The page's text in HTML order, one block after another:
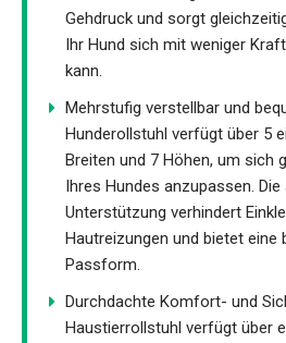
Gehdruck und sorgt
Ihr Hund sich mit weniger
kann.
Mehrstufig verstellbar und
Hunderollstuhl verfügt über 5
Breiten und 7 Höhen, um sich
Ihres Hundes anzupassen.
Unterstützung verhindert
Hautreizungen und bietet eine
Passform.
Durchdachte Komfort- und
Haustierrollstuhl verfügt über